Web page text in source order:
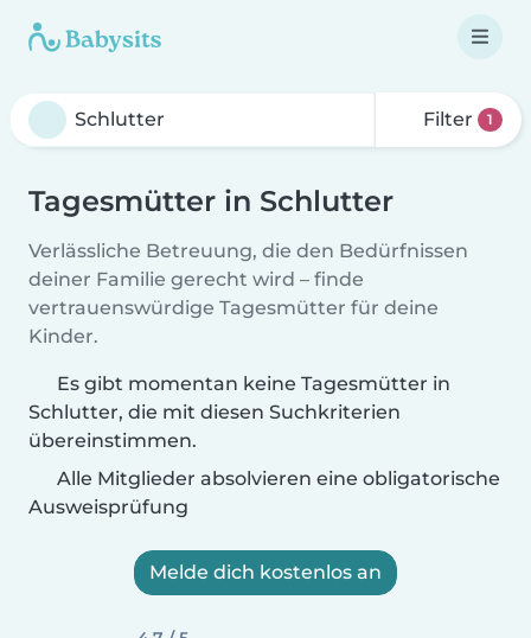
Filter 1
Tagesmütter in Schlutter
Verlässliche Betreuung, die den Bedürfnissen
deiner Familie gerecht wird – finde
vertrauenswürdige Tagesmütter für deine
Kinder.
Es gibt momentan keine Tagesmütter in
Schlutter, die mit diesen Suchkriterien
übereinstimmen.
Alle Mitglieder absolvieren eine obligatorische
Ausweisprüfung
Melde dich kostenlos an